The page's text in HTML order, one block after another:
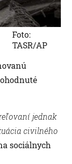
Foto:
TASR/AP
jednak
civilného
sociálnych